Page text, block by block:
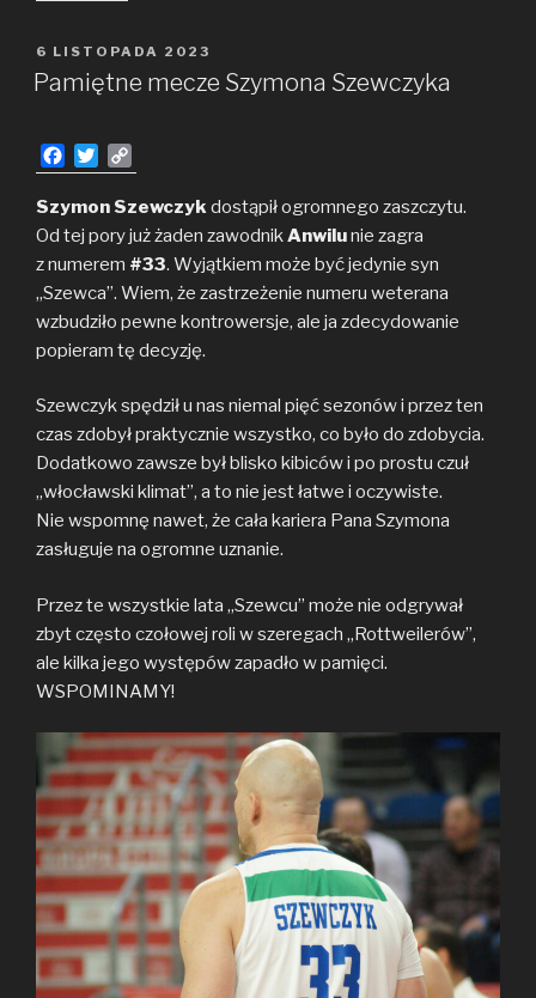
Łączyńskiego
i Petraska
OPUBLIKOWANE
W
6 LISTOPADA 2023
Pamiętne mecze Szymona Szewczyka
a
c
e
o
o
k
w
i
e
r
o
p
i
n
k
Szymon Szewczyk dostąpił ogromnego zaszczytu.
Od tej pory już żaden zawodnik Anwilunie zagra
z numerem #33. Wyjątkiem może być jedynie syn
„Szewca”. Wiem, że zastrzeżenie numeru weterana
wzbudziło pewne kontrowersje, ale ja zdecydowanie
popieram tę decyzję.
Szewczyk spędził u nas niemal pięć sezonów i przez ten
czas zdobył praktycznie wszystko, co było do zdobycia.
Dodatkowo zawsze był blisko kibiców i po prostu czuł
„włocławski klimat”, a to nie jest łatwe i oczywiste.
Nie wspomnę nawet, że cała kariera Pana Szymona
zasługuje na ogromne uznanie.
Przez te wszystkie lata „Szewcu” może nie odgrywał
zbyt często czołowej roli w szeregach „Rottweilerów”,
ale kilka jego występów zapadło w pamięci.
WSPOMINAMY!